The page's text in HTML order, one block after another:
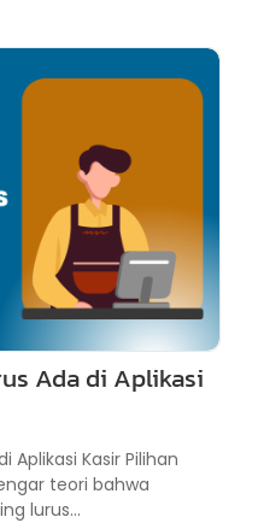
Ada di Aplikasi
Aplikasi Kasir Pilihan
teori bahwa
lurus...